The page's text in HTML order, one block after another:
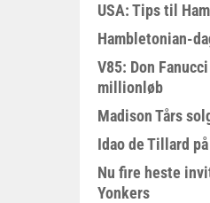
USA: Tips til
Hambletonian-
V85: Don
millionløb
Madison Tårs
Idao de Tillard
Nu fire heste
Yonkers